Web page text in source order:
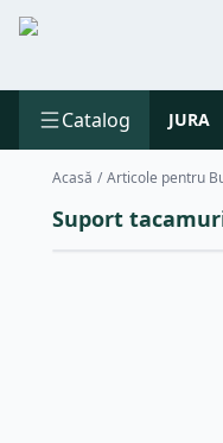
Catalog JURA
Acasă / Articole pentru
Suport